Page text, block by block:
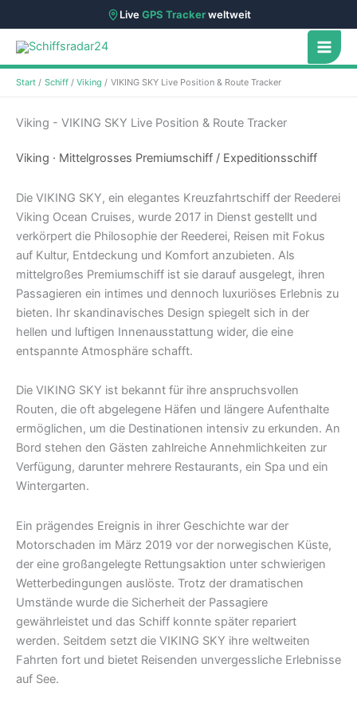
LiveGPS Trackerweltweit
Zum
Inhalt
springen
Start Schiff Viking VIKING SKY Live Position & Route Tracker
Viking - VIKING SKY Live Position & Route Tracker
Viking · Mittelgrosses Premiumschiff / Expeditionsschiff
Die VIKING SKY, ein elegantes Kreuzfahrtschiff der Reederei
Viking Ocean Cruises, wurde 2017 in Dienst gestellt und
verkörpert die Philosophie der Reederei, Reisen mit Fokus
auf Kultur, Entdeckung und Komfort anzubieten. Als
mittelgroßes Premiumschiff ist sie darauf ausgelegt, ihren
Passagieren ein intimes und dennoch luxuriöses Erlebnis zu
bieten. Ihr skandinavisches Design spiegelt sich in der
hellen und luftigen Innenausstattung wider, die eine
entspannte Atmosphäre schafft.
Die VIKING SKY ist bekannt für ihre anspruchsvollen
Routen, die oft abgelegene Häfen und längere Aufenthalte
ermöglichen, um die Destinationen intensiv zu erkunden. An
Bord stehen den Gästen zahlreiche Annehmlichkeiten zur
Verfügung, darunter mehrere Restaurants, ein Spa und ein
Wintergarten.
Ein prägendes Ereignis in ihrer Geschichte war der
Motorschaden im März 2019 vor der norwegischen Küste,
der eine großangelegte Rettungsaktion unter schwierigen
Wetterbedingungen auslöste. Trotz der dramatischen
Umstände wurde die Sicherheit der Passagiere
gewährleistet und das Schiff konnte später repariert
werden. Seitdem setzt die VIKING SKY ihre weltweiten
Fahrten fort und bietet Reisenden unvergessliche Erlebnisse
auf See.